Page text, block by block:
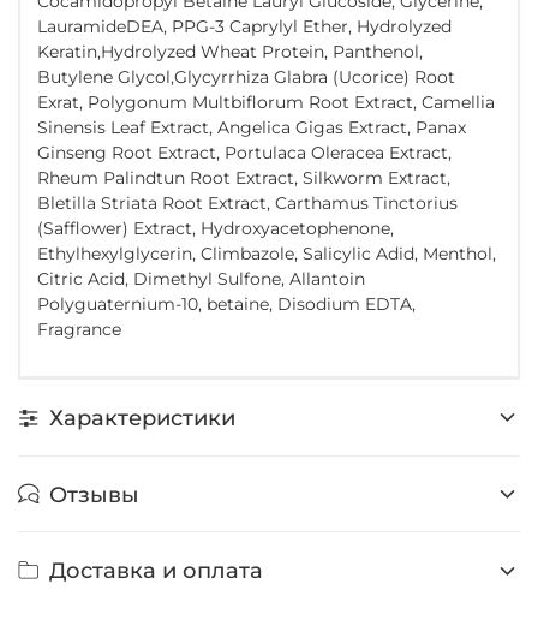
LauramideDEA, PPG-3 Caprylyl Ether, Hydrolyzed
Keratin,Hydrolyzed Wheat Protein, Panthenol,
Butylene Glycol,Glycyrrhiza Glabra (Ucorice) Root
Exrat, Polygonum Multbiflorum Root Extract, Camellia
Sinensis Leaf Extract, Angelica Gigas Extract, Panax
Ginseng Root Extract, Portulaca Oleracea Extract,
Rheum Palindtun Root Extract, Silkworm Extract,
Bletilla Striata Root Extract, Carthamus Tinctorius
(Safflower) Extract, Hydroxyacetophenone,
Ethylhexylglycerin, Climbazole, Salicylic Adid, Menthol,
Citric Acid, Dimethyl Sulfone, Allantoin
Polyguaternium-10, betaine, Disodium EDTA,
Fragrance
Характеристики
Отзывы
Доставка и оплата